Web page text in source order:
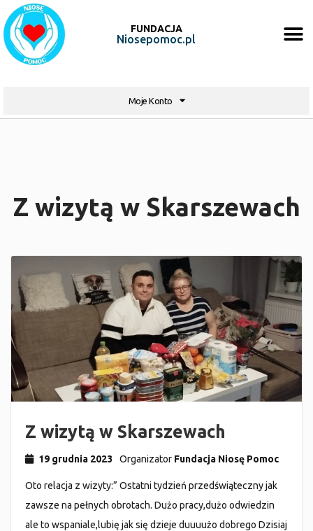
FUNDACJA
Niosepomoc.pl
Moje Konto
Z wizytą w Skarszewach
Z wizytą w Skarszewach
19 grudnia 2023 Organizator Fundacja Niosę Pomoc
Oto relacja z wizyty:” Ostatni tydzień przedświąteczny jak
zawsze na pełnych obrotach. Dużo pracy,dużo odwiedzin
ale to wspaniale,lubię jak się dzieje duuuużo dobrego Dzisiaj